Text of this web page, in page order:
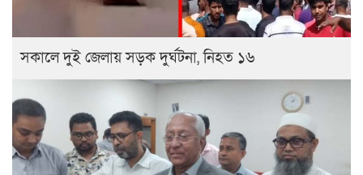
সকালে দুই জেলায় সড়ক দুর্ঘটনা, নিহত ১৬